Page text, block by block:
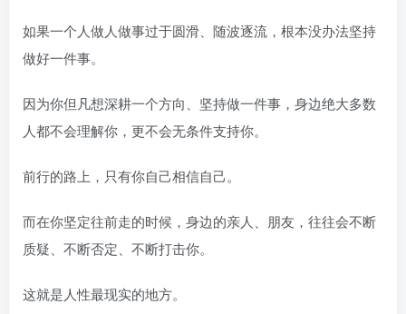
如果一个人做人做事过于圆滑、随波逐流，根本没办法坚持
做好一件事。
因为你但凡想深耕一个方向、坚持做一件事，身边绝大多数
人都不会理解你，更不会无条件支持你。
前行的路上，只有你自己相信自己。
而在你坚定往前走的时候，身边的亲人、朋友，往往会不断
质疑、不断否定、不断打击你。
这就是人性最现实的地方。